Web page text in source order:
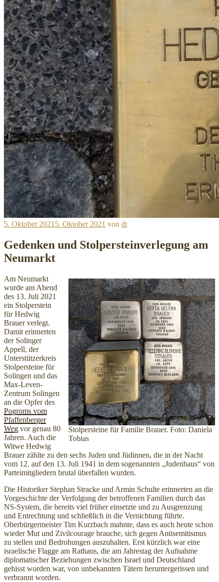
Veröffentlicht
5. Oktober 2021 5. Oktober 2021 von dt
Gedenken und Stolpersteinverlegung am
Neumarkt
Stolpersteine für Familie Brauer. Foto: Daniela
Tobias
Am Neumarkt
wurde am Abend
des 13. Juli 2021
ein Stolperstein
für Hedwig
Brauer verlegt.
Damit erinnerten
der Solinger
Appell, der
Unterstützerkreis
Stolpersteine für
Solingen und das
Max-Leven-
Zentrum Solingen
an die Opfer des
Pogroms vom
Pfaffenberger
Weg vor genau 80
Jahren. Auch die
Witwe Hedwig
Brauer zählte zu den sechs Juden und Jüdinnen, die in der Nacht
vom 12. auf den 13. Juli 1941 in dem sogenannten „Judenhaus“ von
Parteimitgliedern brutal überfallen wurden.
Die Historiker Stephan Stracke und Armin Schulte erinnerten an die
Vorgeschichte der Verfolgung der betroffenen Familien durch das
NS-System, die bereits viel früher einsetzte und zu Ausgrenzung
und Entrechtung und schließlich in die Vernichtung führte.
Oberbürgermeister Tim Kurzbach mahnte, dass es auch heute schon
wieder Mut und Zivilcourage brauche, sich gegen Antisemitismus
zu stellen und Bedrohungen auszuhalten. Erst kürzlich war eine
israelische Flagge am Rathaus, die am Jahrestag der Aufnahme
diplomatischer Beziehungen zwischen Israel und Deutschland
gehisst worden war, von unbekannten Tätern heruntergerissen und
verbrannt worden.